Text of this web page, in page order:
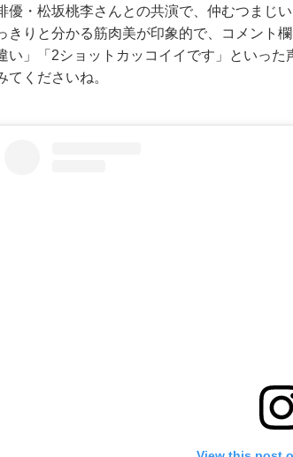
優・松坂桃李さんとの共演で、仲むつまじ
きりと分かる筋肉美が印象的で、コメント
い」「2ショットカッコイイです」といっ
てくださいね。